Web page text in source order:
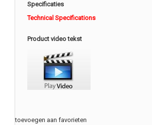
Specificaties
Technical Specifications
Product video tekst
toevoegen aan favorieten